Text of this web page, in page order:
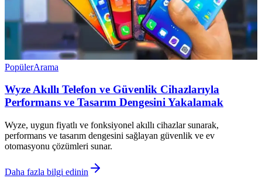
PopülerArama
Wyze Akıllı Telefon ve Güvenlik Cihazlarıyla
Performans ve Tasarım Dengesini Yakalamak
Wyze, uygun fiyatlı ve fonksiyonel akıllı cihazlar sunarak,
performans ve tasarım dengesini sağlayan güvenlik ve ev
otomasyonu çözümleri sunar.
Daha fazla bilgi edinin